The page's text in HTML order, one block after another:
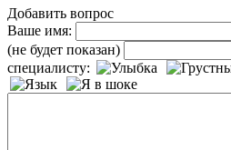
Добавить вопрос
Ваше имя:
(не будет показан)
специалисту: